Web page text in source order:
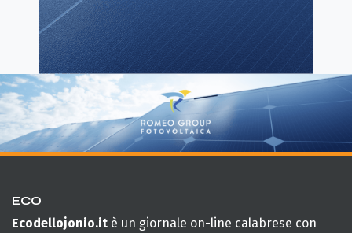
ECO
Ecodellojonio.it è un giornale on-line calabrese con